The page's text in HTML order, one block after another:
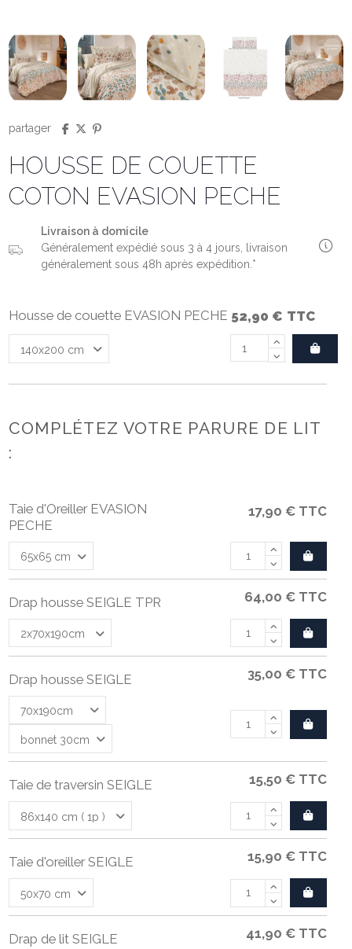
partager
HOUSSE DE COUETTE
COTON EVASION PECHE
Livraison à domicile
Généralement expédié sous 3 à 4 jours, livraison
généralement sous 48h après expédition.*
Housse de couette EVASION PECHE 52,90 € TTC
COMPLÉTEZ VOTRE PARURE DE LIT
:
Taie d'Oreiller EVASION
PECHE
17,90 € TTC
Drap housse SEIGLE TPR 64,00 € TTC
Drap housse SEIGLE 35,00 € TTC
Taie de traversin SEIGLE 15,50 € TTC
Taie d'oreiller SEIGLE 15,90 € TTC
Drap de lit SEIGLE 41,90 € TTC